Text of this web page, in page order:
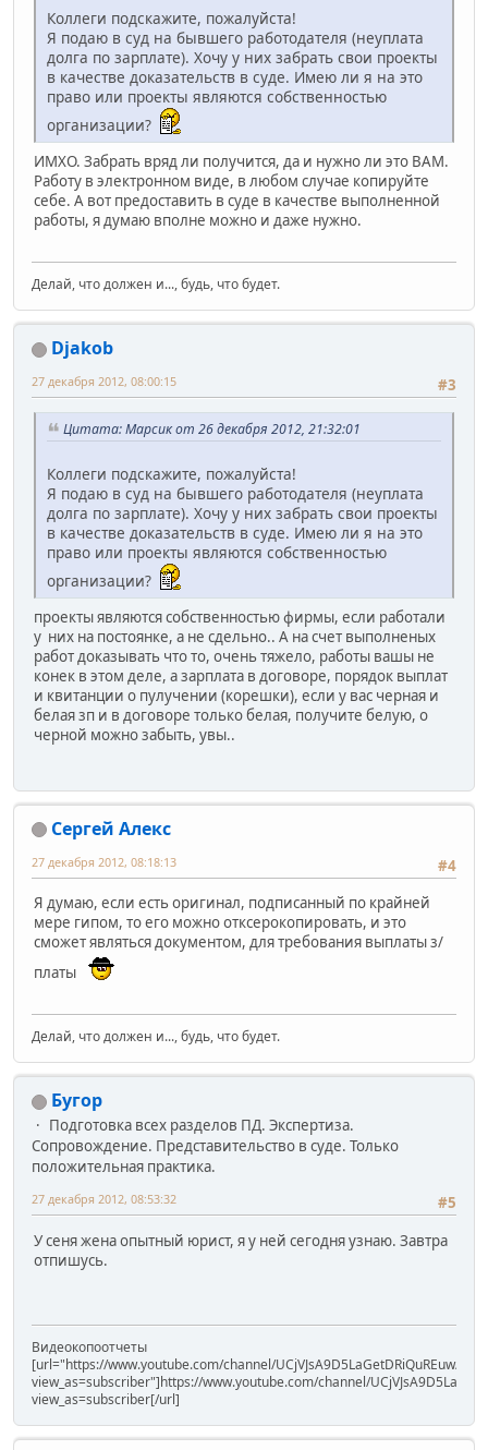
Коллеги подскажите, пожалуйста!
Я подаю в суд на бывшего работодателя (неуплата
долга по зарплате). Хочу у них забрать свои проекты
в качестве доказательств в суде. Имею ли я на это
право или проекты являются собственностью
организации?
ИМХО. Забрать вряд ли получится, да и нужно ли это ВАМ.
Работу в электронном виде, в любом случае копируйте
себе. А вот предоставить в суде в качестве выполненной
работы, я думаю вполне можно и даже нужно.
Делай, что должен и..., будь, что будет.
Djakob
#3
27 декабря 2012, 08:00:15
Цитата: Марсик от 26 декабря 2012, 21:32:01
Коллеги подскажите, пожалуйста!
Я подаю в суд на бывшего работодателя (неуплата
долга по зарплате). Хочу у них забрать свои проекты
в качестве доказательств в суде. Имею ли я на это
право или проекты являются собственностью
организации?
проекты являются собственностью фирмы, если работали
у них на постоянке, а не сдельно.. А на счет выполненых
работ доказывать что то, очень тяжело, работы вашы не
конек в этом деле, а зарплата в договоре, порядок выплат
и квитанции о пулучении (корешки), если у вас черная и
белая зп и в договоре только белая, получите белую, о
черной можно забыть, увы..
Сергей Алекс
#4
27 декабря 2012, 08:18:13
Я думаю, если есть оригинал, подписанный по крайней
мере гипом, то его можно отксерокопировать, и это
сможет являться документом, для требования выплаты з/
платы
Делай, что должен и..., будь, что будет.
Бугор
Подготовка всех разделов ПД. Экспертиза.
Сопровождение. Представительство в суде. Только
положительная практика.
#5
27 декабря 2012, 08:53:32
У сеня жена опытный юрист, я у ней сегодня узнаю. Завтра
отпишусь.
Видеокопоотчеты
[url="https://www.youtube.com/channel/UCjVJsA9D5LaGetDRiQuREuw/
view_as=subscriber"]https://www.youtube.com/channel/
view_as=subscriber[/url]